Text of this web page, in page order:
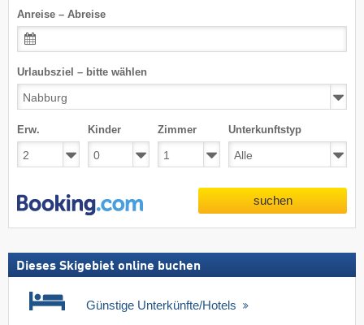
Anreise – Abreise
Urlaubsziel – bitte wählen
Erw. Kinder Zimmer Unterkunftstyp
suchen
Dieses Skigebiet online buchen
Günstige Unterkünfte/Hotels